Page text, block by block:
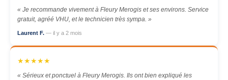
« Je recommande vivement à Fleury Merogis et ses environs. Service
gratuit, agréé VHU, et le technicien très sympa. »
Laurent F. — il y a 2 mois
★★★★★
« Sérieux et ponctuel à Fleury Merogis. Ils ont bien expliqué les